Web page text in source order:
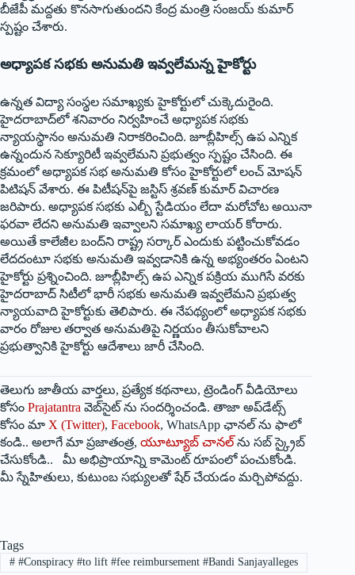
బీజేపీ మద్దతు కొనసాగుతుందని కేంద్ర మంత్రి సంజయ్‌ ‌కుమార్‌
‌స్పష్టం చేశారు.
అధ్యాపక సభకు అనుమతి ఇవ్వలేమన్న హైకోర్టు
ఉన్నత విద్యా సంస్థల సమాఖ్యకు హైకోర్టులో చుక్కెదురైంది.
హైదరాబాద్‌లో శనివారం నిర్వహించే అధ్యాపక సభకు
న్యాయస్థానం అనుమతి నిరాకరించింది. జూబ్లీహిల్స్ ఉప ఎన్నిక
ఉన్నందున సెక్యూరిటీ ఇవ్వలేమని ప్రభుత్వం స్పష్టం చేసింది. ఈ
క్రమంలో అధ్యాపక సభ అనుమతి కోసం హైకోర్టులో లంచ్‌ ‌మోషన్‌
‌పిటిషన్‌ ‌వేశారు. ఈ పిటీషన్‌పై జస్టిస్‌ ‌శ్రవణ్‌ ‌కుమార్‌ ‌విచారణ
జరిపారు. అధ్యాపక సభకు ఎల్బీ స్టేడియం లేదా మరోచోట అయినా
ఫర‌వా లేదని అనుమతి ఇవ్వాలని సమాఖ్య లాయర్‌ ‌కోరారు.
అయితే కాలేజీల బంద్‌ని రాష్ట్ర సర్కార్‌ ఎం‌దుకు పట్టించుకోవడం
లేదదంటూ సభకు అనుమతి ఇవ్వడానికి ఉన్న అభ్యంతరం ఏంటని
హైకోర్టు ప్రశ్నించింది. జూబ్లీహిల్స్ ఉప ఎన్నిక పక్రియ ముగిసే వరకు
హైదరాబాద్‌ ‌సిటీలో భారీ సభకు అనుమతి ఇవ్వలేమని ప్రభుత్వ
న్యాయవాది హైకోర్టుకు తెలిపారు. ఈ నేపథ్యంలో అధ్యాపక సభకు
వారం రోజుల తర్వాత అనుమతిపై నిర్ణయం తీసుకోవాలని
ప్రభుత్వానికి హైకోర్టు ఆదేశాలు జారీ చేసింది.
తెలుగు జాతీయ వార్తలు, ప్రత్యేక కథనాలు, ట్రెండింగ్ వీడియోలు
కోసం Prajatantra వెబ్‌సైట్ ను సందర్శించండి. తాజా అప్‌డేట్స్
కోసం మా X (Twitter), Facebook, WhatsApp ఛానల్ ను ఫాలో
కండి.. అలాగే మా ప్రజాతంత్ర, యూట్యూబ్ చానల్ ను సబ్ స్క్రైబ్
చేసుకోండి.. మీ అభిప్రాయాన్ని కామెంట్ రూపంలో పంచుకోండి.
మీ స్నేహితులు, కుటుంబ సభ్యులతో షేర్ చేయడం మర్చిపోవద్దు.
Tags
##Conspiracy #to lift #fee reimbursement #Bandi Sanjayalleges